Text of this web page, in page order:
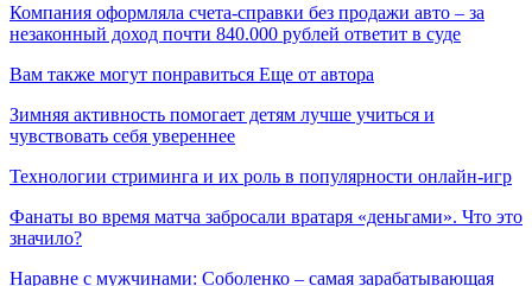
Компания оформляла счета-справки без продажи авто – за
незаконный доход почти 840.000 рублей ответит в суде
Вам также могут понравиться Еще от автора
Зимняя активность помогает детям лучше учиться и
чувствовать себя увереннее
Технологии стриминга и их роль в популярности онлайн-игр
Фанаты во время матча забросали вратаря «деньгами». Что это
значило?
Наравне с мужчинами: Соболенко – самая зарабатывающая